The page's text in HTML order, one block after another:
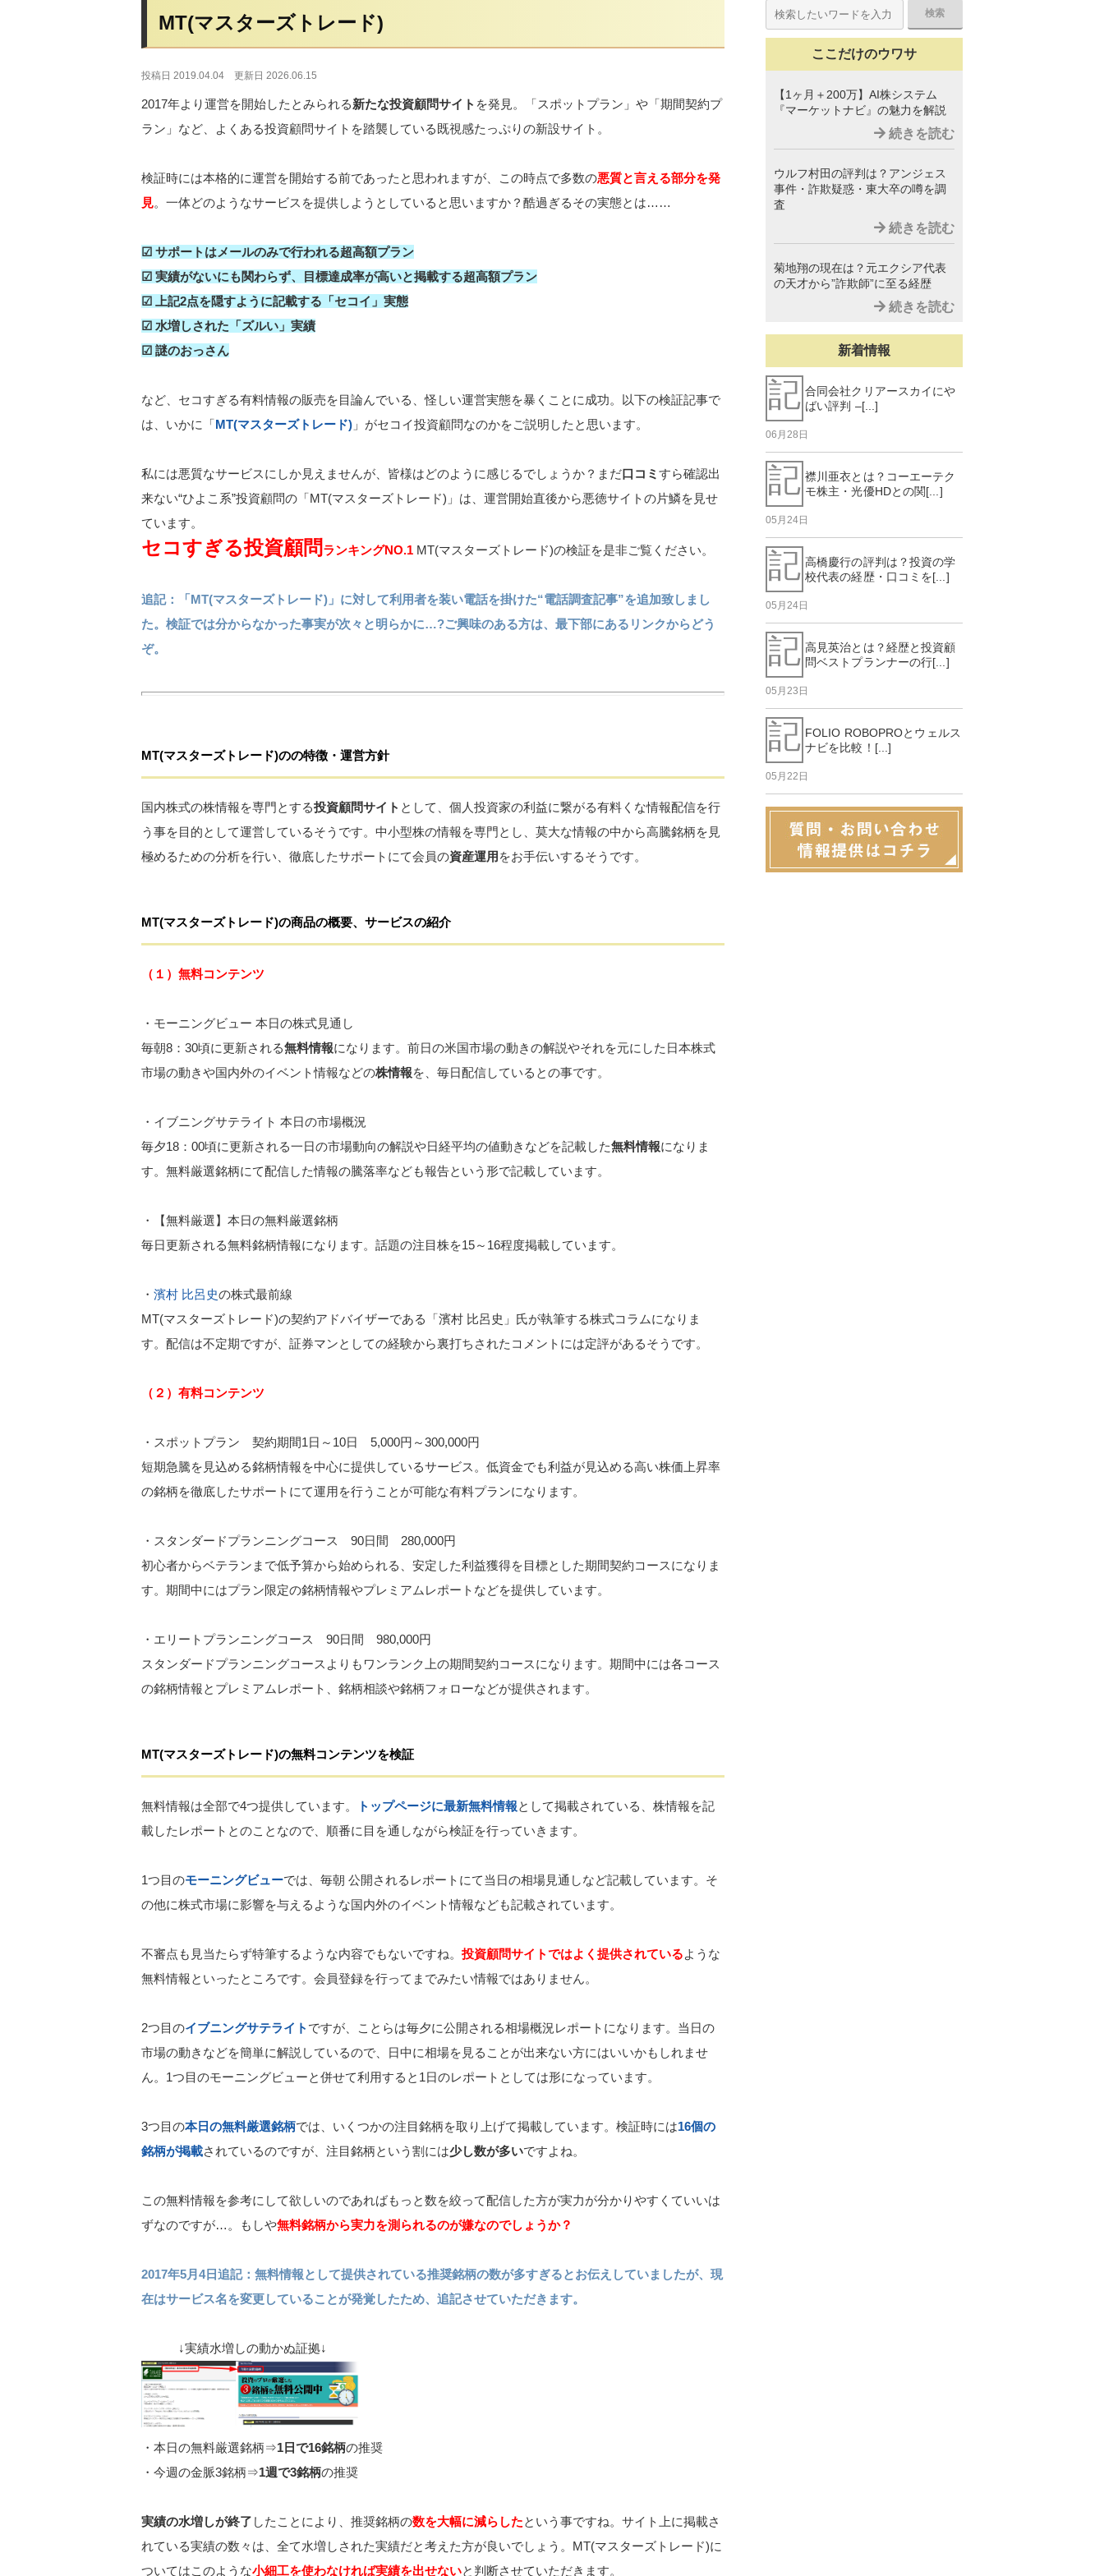
MT(マスターズトレード)
投稿日 2019.04.04 更新日 2026.06.15
2017年より運営を開始したとみられる新たな投資顧問サイト を発見。「スポットプラン」や「期間契約プ
ラン」など、よくある投資顧問サイトを踏襲している既視感たっぷりの新設サイト。
検証時には本格的に運営を開始する前であったと思われますが、この時点で多数の悪質と言える部分を発
見。一体どのようなサービスを提供しようとしていると思いますか？酷過ぎるその実態とは……
☑ サポートはメールのみで行われる超高額プラン
☑ 実績がないにも関わらず、目標達成率が高いと掲載する超高額プラン
☑ 上記2点を隠すように記載する「セコイ」実態
☑ 水増しされた「ズルい」実績
☑ 謎のおっさん
など、セコすぎる有料情報の販売を目論んでいる、怪しい運営実態を暴くことに成功。以下の検証記事で
は、いかに「MT(マスターズトレード) 」がセコイ投資顧問なのかをご説明したと思います。
私には悪質なサービスにしか見えませんが、皆様はどのように感じるでしょうか？まだ口コミ すら確認出
来ない“ひよこ系”投資顧問の「MT(マスターズトレード)」は、運営開始直後から悪徳サイトの片鱗を見せ
ています。
セコすぎる投資顧問 ランキングNO.1 MT(マスターズトレード)の検証を是非ご覧ください。
追記：「MT(マスターズトレード)」に対して利用者を装い電話を掛けた“電話調査記事”を追加致しまし
た。検証では分からなかった事実が次々と明らかに…?ご興味のある方は、最下部にあるリンクからどう
ぞ。
MT(マスターズトレード)のの特徴・運営方針
国内株式の株情報を専門とする投資顧問サイト として、個人投資家の利益に繋がる有料くな情報配信を行
う事を目的として運営しているそうです。中小型株の情報を専門とし、莫大な情報の中から高騰銘柄を見
極めるための分析を行い、徹底したサポートにて会員の資産運用 をお手伝いするそうです。
MT(マスターズトレード)の商品の概要、サービスの紹介
（１）無料コンテンツ
・モーニングビュー 本日の株式見通し
毎朝8：30頃に更新される無料情報になります。前日の米国市場の動きの解説やそれを元にした日本株式
市場の動きや国内外のイベント情報などの株情報を、毎日配信しているとの事です。
・イブニングサテライト 本日の市場概況
毎夕18：00頃に更新される一日の市場動向の解説や日経平均の値動きなどを記載した無料情報になりま
す。無料厳選銘柄にて配信した情報の騰落率なども報告という形で記載しています。
・【無料厳選】本日の無料厳選銘柄
毎日更新される無料銘柄情報になります。話題の注目株を15～16程度掲載しています。
・ 濱村 比呂史の株式最前線
MT(マスターズトレード)の契約アドバイザーである「濱村 比呂史」氏が執筆する株式コラムになりま
す。配信は不定期ですが、証券マンとしての経験から裏打ちされたコメントには定評があるそうです。
（２）有料コンテンツ
・スポットプラン 契約期間1日～10日 5,000円～300,000円
短期急騰を見込める銘柄情報を中心に提供しているサービス。低資金でも利益が見込める高い株価上昇率
の銘柄を徹底したサポートにて運用を行うことが可能な有料プランになります。
・スタンダードプランニングコース 90日間 280,000円
初心者からベテランまで低予算から始められる、安定した利益獲得を目標とした期間契約コースになりま
す。期間中にはプラン限定の銘柄情報やプレミアムレポートなどを提供しています。
・エリートプランニングコース 90日間 980,000円
スタンダードプランニングコースよりもワンランク上の期間契約コースになります。期間中には各コース
の銘柄情報とプレミアムレポート、銘柄相談や銘柄フォローなどが提供されます。
MT(マスターズトレード)の無料コンテンツを検証
無料情報は全部で4つ提供しています。 トップページに最新無料情報として掲載されている、株情報を記
載したレポートとのことなので、順番に目を通しながら検証を行っていきます。
1つ目のモーニングビューでは、毎朝 公開されるレポートにて当日の相場見通しなど記載しています。そ
の他に株式市場に影響を与えるような国内外のイベント情報なども記載されています。
不審点も見当たらず特筆するような内容でもないですね。 投資顧問サイトではよく提供されているような
無料情報といったところです。会員登録を行ってまでみたい情報ではありません。
2つ目のイブニングサテライト ですが、ことらは毎夕に公開される相場概況レポートになります。当日の
市場の動きなどを簡単に解説しているので、日中に相場を見ることが出来ない方にはいいかもしれませ
ん。1つ目のモーニングビューと併せて利用すると1日のレポートとしては形になっています。
3つ目の本日の無料厳選銘柄では、いくつかの注目銘柄を取り上げて掲載しています。検証時には16個の
銘柄が掲載されているのですが、注目銘柄という割には少し数が多いですよね。
この無料情報を参考にして欲しいのであればもっと数を絞って配信した方が実力が分かりやすくていいは
ずなのですが…。もしや無料銘柄から実力を測られるのが嫌なのでしょうか？
2017年5月4日追記：無料情報として提供されている推奨銘柄の数が多すぎるとお伝えしていましたが、現
在はサービス名を変更していることが発覚したため、追記させていただきます。
↓実績水増しの動かぬ証拠↓
・本日の無料厳選銘柄⇒1日で16銘柄の推奨
・今週の金脈3銘柄⇒1週で3銘柄の推奨
実績の水増しが終了 したことにより、推奨銘柄の数を大幅に減らしたという事ですね。サイト上に掲載さ
れている実績の数々は、全て水増しされた実績だと考えた方が良いでしょう。MT(マスターズトレード)に
ついてはこのような小細工を使わなければ実績を出せないと判断させていただきます。
ここだけのウワサ
【1ヶ月＋200万】AI株システム
『マーケットナビ』の魅力を解説
続きを読む
ウルフ村田の評判は？アンジェス
事件・詐欺疑惑・東大卒の噂を調
査
続きを読む
菊地翔の現在は？元エクシア代表
の天才から”詐欺師”に至る経歴
続きを読む
新着情報
記 合同会社クリアースカイにや
ばい評判 –[...]
06月28日
記 襟川亜衣とは？コーエーテク
モ株主・光優HDとの関[...]
05月24日
記 高橋慶行の評判は？投資の学
校代表の経歴・口コミを[...]
05月24日
記 高見英治とは？経歴と投資顧
問ベストプランナーの行[...]
05月23日
記 FOLIO ROBOPROとウェルス
ナビを比較！[...]
05月22日